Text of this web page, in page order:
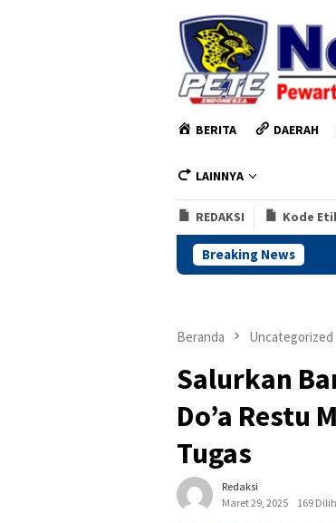
BERITA DAERAH
LAINNYA
REDAKSI Kode
Breaking News
Jateng Siapkan
Beranda Uncategorized
Salurkan
Do’a Restu
Tugas
Redaksi
Maret 29, 2025
169